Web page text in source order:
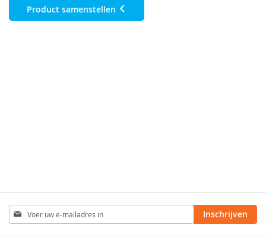
Product samenstellen
Abonneer
u
op
Inschrijven